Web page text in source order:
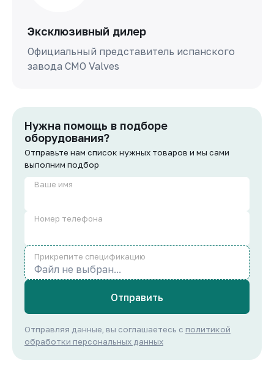
Эксклюзивный дилер
Официальный представитель испанского
завода СМО Valves
Нужна помощь в подборе
оборудования?
Отправьте нам список нужных товаров и мы сами
выполним подбор
Ваше имя
Номер телефона
Прикрепите спецификацию
Файл не выбран...
Отправить
Отправляя данные, вы соглашаетесь с политикой
обработки персональных данных